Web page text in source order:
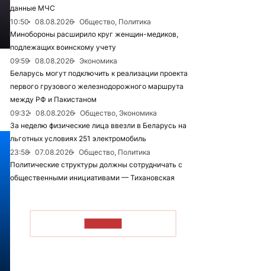
данные МЧС
10:50
08.08.2026
Общество, Политика
Минобороны расширило круг женщин-медиков,
подлежащих воинскому учету
09:59
08.08.2026
Экономика
Беларусь могут подключить к реализации проекта
первого грузового железнодорожного маршрута
между РФ и Пакистаном
09:32
08.08.2026
Общество, Экономика
За неделю физические лица ввезли в Беларусь на
льготных условиях 251 электромобиль
23:58
07.08.2026
Общество, Политика
Политические структуры должны сотрудничать с
общественными инициативами — Тихановская